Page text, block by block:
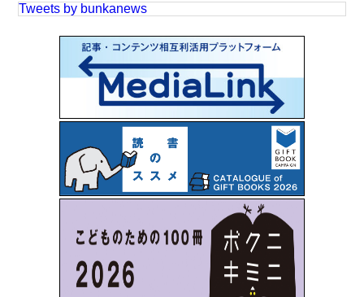
Tweets by bunkanews